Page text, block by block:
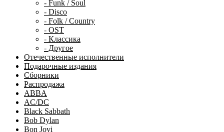
- Funk / Soul
- Disco
- Folk / Country
- OST
- Классика
- Другое
Отечественные исполнители
Подарочные издания
Сборники
Распродажа
ABBA
AC/DC
Black Sabbath
Bob Dylan
Bon Jovi